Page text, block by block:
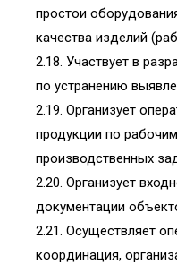
простои
качества изделий
2.18. Участвует в
по устранению
2.19. Организует
продукции по
производственных
2.20. Организует
документации
2.21. Осуществляет
координация,